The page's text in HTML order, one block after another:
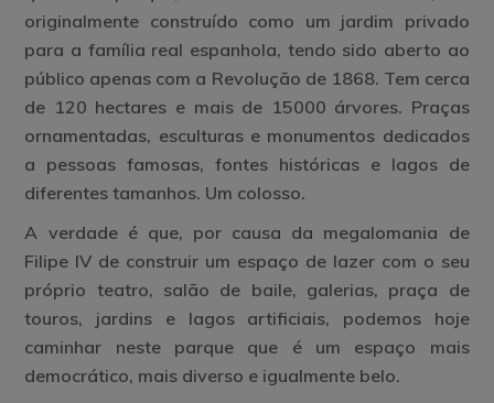
originalmente construído como um jardim privado
para a família real espanhola, tendo sido aberto ao
público apenas com a Revolução de 1868. Tem cerca
de 120 hectares e mais de 15000 árvores. Praças
ornamentadas, esculturas e monumentos dedicados
a pessoas famosas, fontes históricas e lagos de
diferentes tamanhos. Um colosso.
A verdade é que, por causa da megalomania de
Filipe IV de construir um espaço de lazer com o seu
próprio teatro, salão de baile, galerias, praça de
touros, jardins e lagos artificiais, podemos hoje
caminhar neste parque que é um espaço mais
democrático, mais diverso e igualmente belo.